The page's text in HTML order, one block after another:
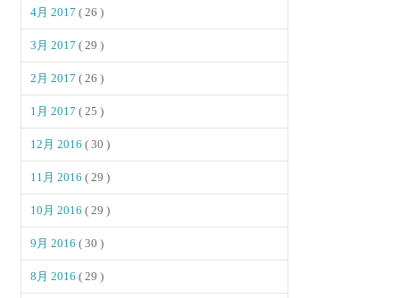
4月 2017( 26 )
3月 2017( 29 )
2月 2017( 26 )
1月 2017( 25 )
12月 2016( 30 )
11月 2016( 29 )
10月 2016( 29 )
9月 2016( 30 )
8月 2016( 29 )